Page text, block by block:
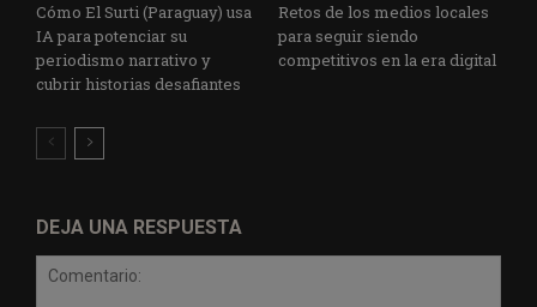
Cómo El Surti (Paraguay) usa
IA para potenciar su
periodismo narrativo y
cubrir historias desafiantes
Retos de los medios locales
para seguir siendo
competitivos en la era digital
DEJA UNA RESPUESTA